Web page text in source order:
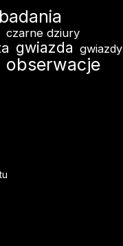
badania
czarne dziury
gwiazda gwiazdy
obserwacje